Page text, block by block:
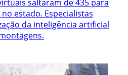
saltaram de 435 para
estado. Especialistas
da inteligência artificial